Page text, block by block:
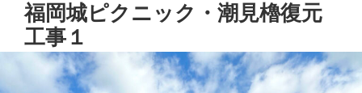
管理人のプロフィール
Close
福岡城ピクニック・潮見櫓復元
工事１